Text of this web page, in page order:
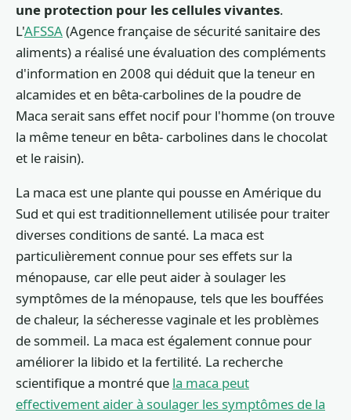
une protection pour les cellules vivantes.
L'AFSSA(Agence française de sécurité sanitaire des
aliments) a réalisé une évaluation des compléments
d'information en 2008 qui déduit que la teneur en
alcamides et en bêta-carbolines de la poudre de
Maca serait sans effet nocif pour l'homme (on trouve
la même teneur en bêta- carbolines dans le chocolat
et le raisin).
La maca est une plante qui pousse en Amérique du
Sud et qui est traditionnellement utilisée pour traiter
diverses conditions de santé. La maca est
particulièrement connue pour ses effets sur la
ménopause, car elle peut aider à soulager les
symptômes de la ménopause, tels que les bouffées
de chaleur, la sécheresse vaginale et les problèmes
de sommeil. La maca est également connue pour
améliorer la libido et la fertilité. La recherche
scientifique a montré que la maca peut
effectivement aider à soulager les symptômes de la